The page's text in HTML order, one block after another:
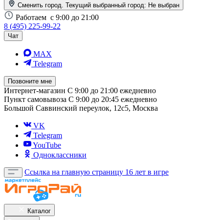
Сменить город. Текущий выбранный город: Не выбран
Работаем с 9:00 до 21:00
8 (495) 225-99-22
Чат
MAX
Telegram
Позвоните мне
Интернет-магазин С 9:00 до 21:00 ежедневно
Пункт самовывоза С 9:00 до 20:45 ежедневно
Большой Саввинский переулок, 12с5, Москва
VK
Telegram
YouTube
Одноклассники
Ссылка на главную страницу 16 лет в игре
Каталог